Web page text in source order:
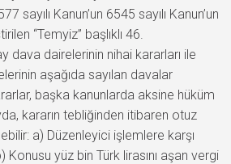
sayılı Kanun’un 6545 sayılı Kanun’un
“Temyiz” başlıklı 46.
dava dairelerinin nihai kararları ile
aşağıda sayılan davalar
başka kanunlarda aksine hüküm
kararın tebliğinden itibaren otuz
a) Düzenleyici işlemlere karşı
Konusu yüz bin Türk lirasını aşan vergi